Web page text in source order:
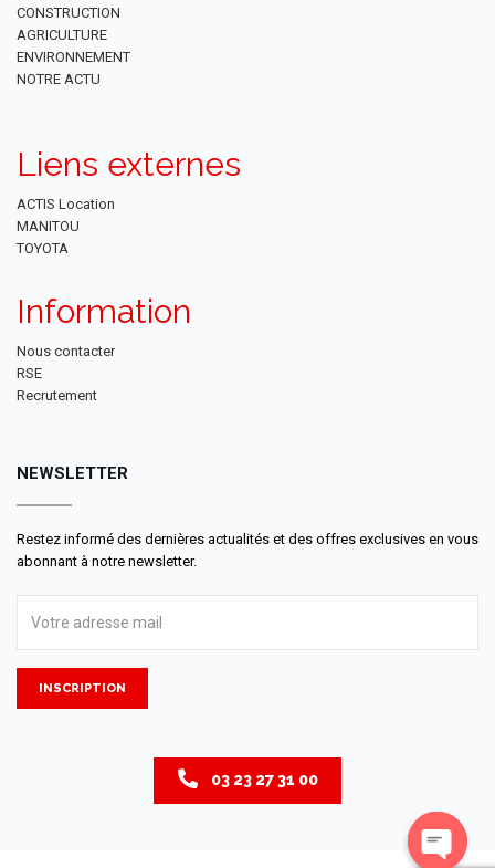
CONSTRUCTION
AGRICULTURE
ENVIRONNEMENT
NOTRE ACTU
Liens externes
ACTIS Location
MANITOU
TOYOTA
Information
Nous contacter
RSE
Recrutement
NEWSLETTER
Restez informé des dernières actualités et des offres exclusives en vous
abonnant à notre newsletter.
INSCRIPTION
03 23 27 31 00